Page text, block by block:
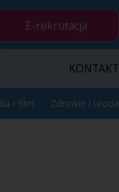
E-rekrutacja
KONTAKT
i film Zdrowie i uroda